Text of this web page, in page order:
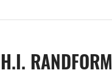
RANDFORM